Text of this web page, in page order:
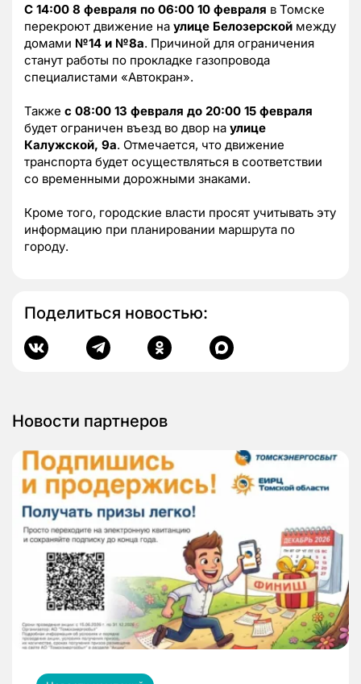
С 14:00 8 февраля по 06:00 10 февраля в Томске
перекроют движение на улице Белозерской между
домами №14 и №8а. Причиной для ограничения
станут работы по прокладке газопровода
специалистами «Автокран».
Также с 08:00 13 февраля до 20:00 15 февраля
будет ограничен въезд во двор на улице
Калужской, 9а. Отмечается, что движение
транспорта будет осуществляться в соответствии
со временными дорожными знаками.
Кроме того, городские власти просят учитывать эту
информацию при планировании маршрута по
городу.
Поделиться новостью:
Новости партнеров